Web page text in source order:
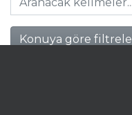
Konuya göre filtrele